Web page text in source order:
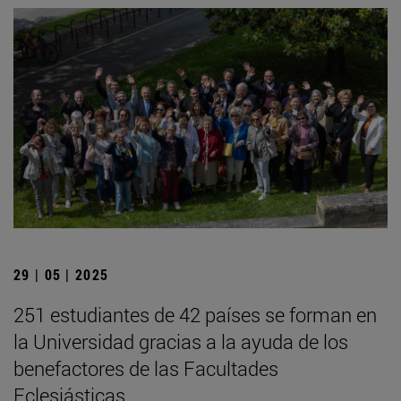
29 | 05 | 2025
251 estudiantes de 42 países se forman en
la Universidad gracias a la ayuda de los
benefactores de las Facultades
Eclesiásticas